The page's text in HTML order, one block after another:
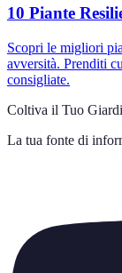
10 Piante
Scopri le migliori
avversità. Prenditi
consigliate.
Coltiva il Tuo
La tua fonte di